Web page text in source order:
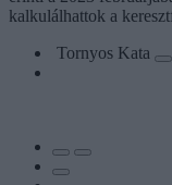
kalkulálhattok a
Tornyos Kata